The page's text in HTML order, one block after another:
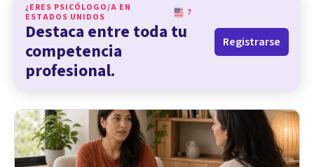
¿ERES PSICÓLOGO/A EN
ESTADOS UNIDOS
?
Destaca entre toda tu
competencia
profesional.
Registrarse